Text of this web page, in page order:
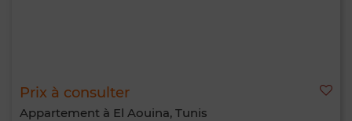
Prix à consulter
Appartement à El Aouina, Tunis